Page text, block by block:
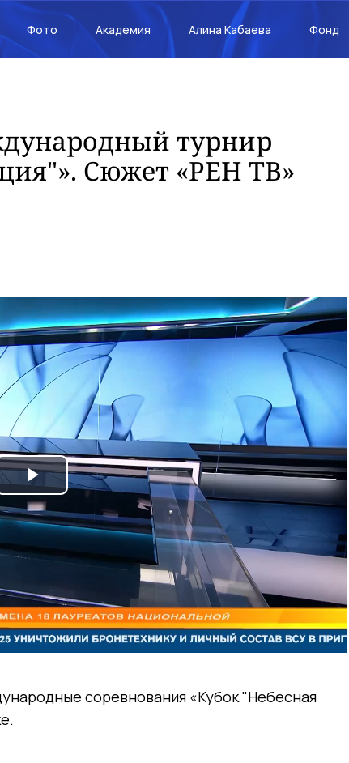
Фото Академия Алина Кабаева Фонд
турнир
Сюжет «РЕН ТВ»
Play
Video
соревнования «Кубок "Небесная